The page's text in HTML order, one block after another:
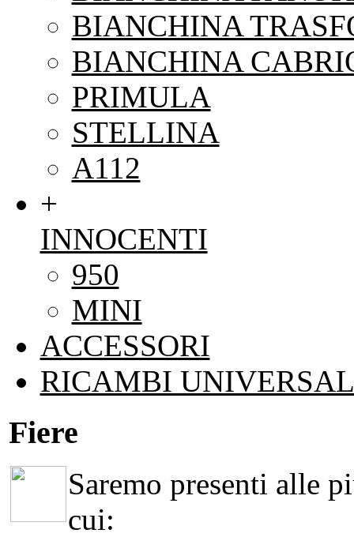
BIANCHINA
BIANCHINA
PRIMULA
STELLINA
A112
+
INNOCENTI
950
MINI
ACCESSORI
RICAMBI
Fiere
Saremo presenti alle
cui: